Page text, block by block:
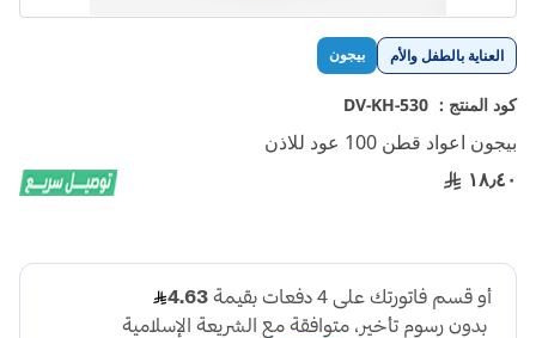
العناية بالطفل والأم بيجون
كود المنتج : DV-KH-530
بيجون اعواد قطن 100 عود للاذن
١٨٫٤٠
تخطي
إلى
بداية
معرض
الصور